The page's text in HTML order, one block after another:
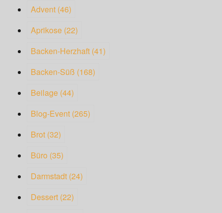
Advent (46)
Aprikose (22)
Backen-Herzhaft (41)
Backen-Süß (168)
Beilage (44)
Blog-Event (265)
Brot (32)
Büro (35)
Darmstadt (24)
Dessert (22)